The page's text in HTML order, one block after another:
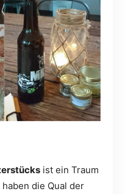
ist ein Traum
die Qual der